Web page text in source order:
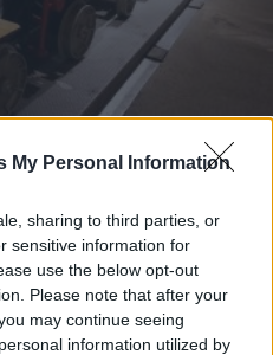
My Personal Information
sharing to third parties, or
sensitive information for
use the below opt-out
Please note that after your
may continue seeing
information utilized by
csatornák,
Szajna